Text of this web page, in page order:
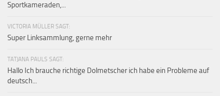
Sportkameraden,...
VICTORIA MÜLLER SAGT:
Super Linksammlung, gerne mehr
TATJANA PAULS SAGT:
Hallo Ich brauche richtige Dolmetscher ich habe ein Probleme auf
deutsch...